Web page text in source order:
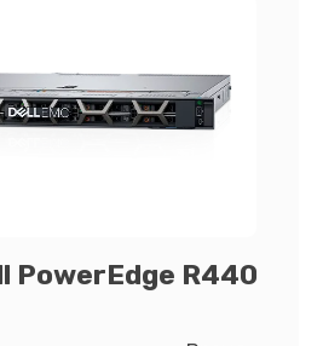
PowerEdge R440